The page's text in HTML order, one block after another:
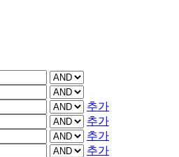
추가
추가
추가
추가